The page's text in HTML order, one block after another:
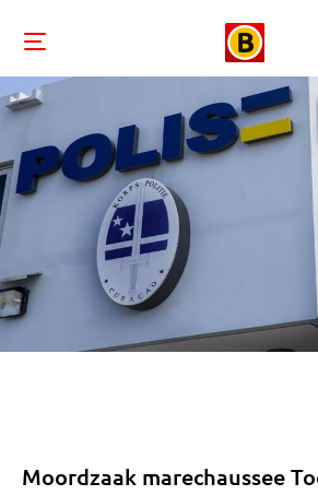
Moordzaak marechaussee